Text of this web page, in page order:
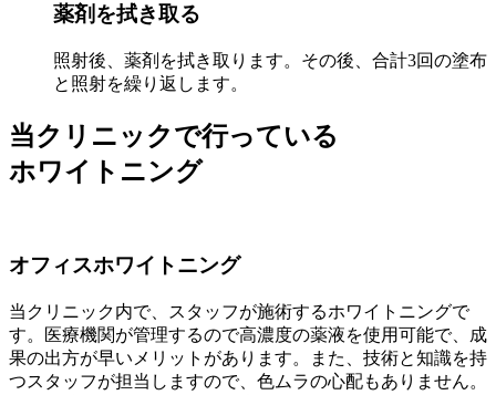
薬剤を拭き取る​
照射後、薬剤を拭き取ります。その後、合計3回の塗布
と照射を繰り返します。
当クリニックで行っている
ホワイトニング
オフィスホワイトニング
当クリニック内で、スタッフが施術するホワイトニングで
す。医療機関が管理するので高濃度の薬液を使用可能で、成
果の出方が早いメリットがあります。また、技術と知識を持
つスタッフが担当しますので、色ムラの心配もありません。